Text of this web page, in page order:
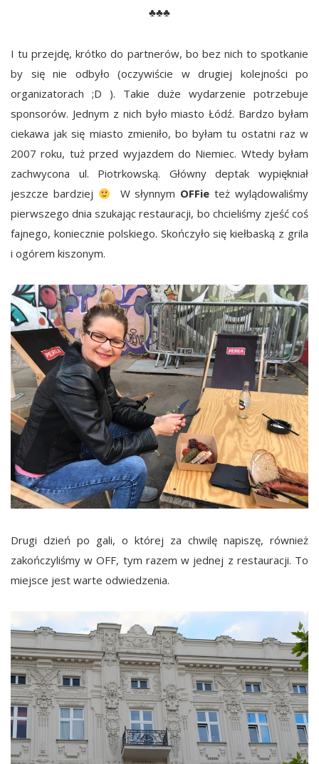
♣♣♣
I tu przejdę, krótko do partnerów, bo bez nich to spotkanie
by się nie odbyło (oczywiście w drugiej kolejności po
organizatorach ;D ). Takie duże wydarzenie potrzebuje
sponsorów. Jednym z nich było miasto Łódź. Bardzo byłam
ciekawa jak się miasto zmieniło, bo byłam tu ostatni raz w
2007 roku, tuż przed wyjazdem do Niemiec. Wtedy byłam
zachwycona ul. Piotrkowską. Główny deptak wypiękniał
jeszcze bardziej
W słynnym OFFie też wylądowaliśmy
pierwszego dnia szukając restauracji, bo chcieliśmy zjeść coś
fajnego, koniecznie polskiego. Skończyło się kiełbaską z grila
i ogórem kiszonym.
Drugi dzień po gali, o której za chwilę napiszę, również
zakończyliśmy w OFF, tym razem w jednej z restauracji. To
miejsce jest warte odwiedzenia.